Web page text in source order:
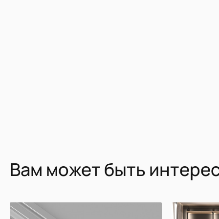
Вам может быть